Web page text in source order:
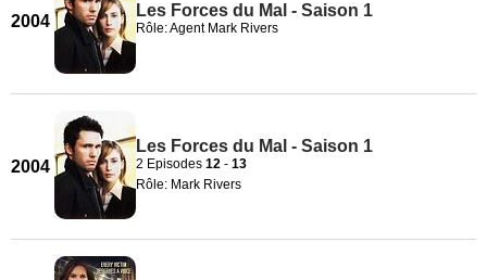
2004
Les Forces du Mal - Saison 1
Rôle: Agent Mark Rivers
2004
Les Forces du Mal - Saison 1
2 Episodes 12 - 13
Rôle: Mark Rivers